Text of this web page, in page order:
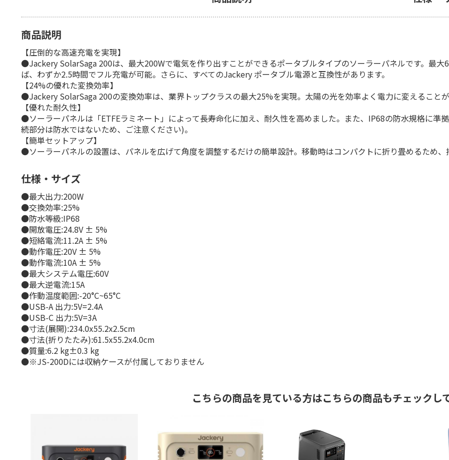
商品説明
【圧倒的な高速充電を実現】
●Jackery SolarSaga 200は、最大200Wで電気を作り出すことができるポータブルタイプのソーラーパネルです。最
ば、わずか2.5時間でフル充電が可能。さらに、すべてのJackery ポータブル電源と互換性があります。
【24%の優れた変換効率】
●Jackery SolarSaga 200の変換効率は、業界トップクラスの最大25%を実現。太陽の光を効率よく電力に変えること
【優れた耐久性】
●ソーラーパネルは「ETFEラミネート」によって長寿命化に加え、耐久性を高めました。また、IP68の防水規格に準
続部分は防水ではないため、ご注意ください)。
【簡単セットアップ】
●ソーラーパネルの設置は、パネルを広げて角度を調整するだけの簡単設計。移動時はコンパクトに折り畳めるため
仕様・サイズ
●最大出力:200W
●交換効率:25%
●防水等級:IP68
●開放電圧:24.8V ± 5%
●短絡電流:11.2A ± 5%
●動作電圧:20V ± 5%
●動作電流:10A ± 5%
●最大システム電圧:60V
●最大逆電流:15A
●作動温度範囲:-20°C~65°C
●USB-A 出力:5V=2.4A
●USB-C 出力:5V=3A
●寸法(展開):234.0x55.2x2.5cm
●寸法(折りたたみ):61.5x55.2x4.0cm
●質量:6.2 kg±0.3 kg
●※JS-200Dには収納ケースが付属しておりません
こちらの商品を見ている方はこちらの商品もチェックし